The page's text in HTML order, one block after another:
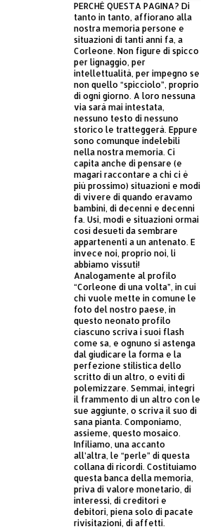
PERCHÈ QUESTA PAGINA? Di
tanto in tanto, affiorano alla
nostra memoria persone e
situazioni di tanti anni fa, a
Corleone. Non figure di spicco
per lignaggio, per
intellettualità, per impegno se
non quello “spicciolo”, proprio
di ogni giorno. A loro nessuna
via sarà mai intestata,
nessuno testo di nessuno
storico le tratteggerà. Eppure
sono comunque indelebili
nella nostra memoria. Ci
capita anche di pensare (e
magari raccontare a chi ci è
più prossimo) situazioni e modi
di vivere di quando eravamo
bambini, di decenni e decenni
fa. Usi, modi e situazioni ormai
così desueti da sembrare
appartenenti a un antenato. E
invece noi, proprio noi, li
abbiamo vissuti!
Analogamente al profilo
“Corleone di una volta”, in cui
chi vuole mette in comune le
foto del nostro paese, in
questo neonato profilo
ciascuno scriva i suoi flash
come sa, e ognuno si astenga
dal giudicare la forma e la
perfezione stilistica dello
scritto di un altro, o eviti di
polemizzare. Semmai, integri
il frammento di un altro con le
sue aggiunte, o scriva il suo di
sana pianta. Componiamo,
assieme, questo mosaico.
Infiliamo, una accanto
all’altra, le “perle” di questa
collana di ricordi. Costituiamo
questa banca della memoria,
priva di valore monetario, di
interessi, di creditori e
debitori, piena solo di pacate
rivisitazioni, di affetti.